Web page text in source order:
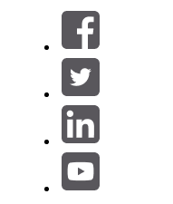
筛选器 (0)
选择筛选器
产品区域